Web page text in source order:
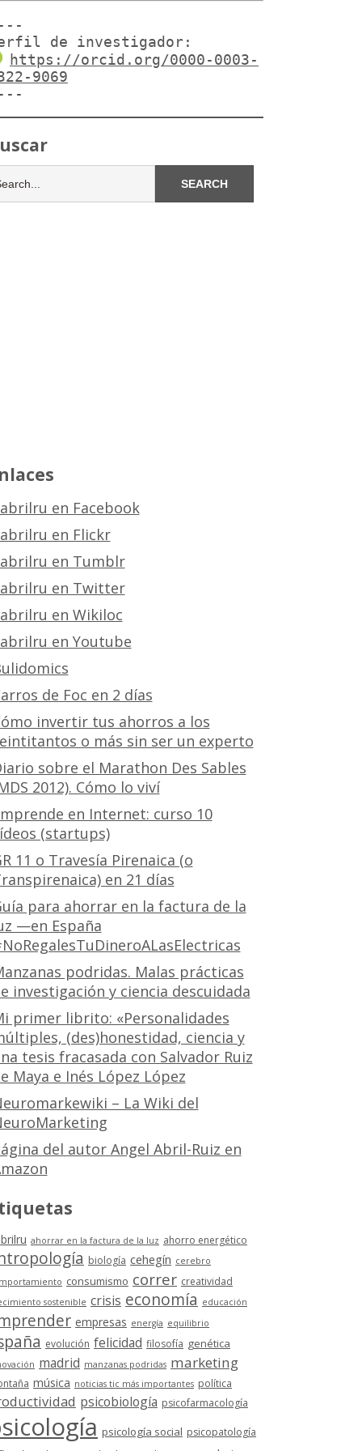
de investigador:
https://orcid.org/0000-0003-
9069
en Facebook
en Flickr
en Tumblr
en Twitter
en Wikiloc
en Youtube
de Foc en 2 días
invertir tus ahorros a los
o más sin ser un experto
sobre el Marathon Des Sables
2012). Cómo lo viví
en Internet: curso 10
(startups)
11 o Travesía Pirenaica (o
en 21 días
para ahorrar en la factura de la
—en España
podridas. Malas prácticas
investigación y ciencia descuidada
primer librito: «Personalidades
(des)honestidad, ciencia y
tesis fracasada con Salvador Ruiz
Maya e Inés López López
– La Wiki del
del autor Angel Abril-Ruiz en
ahorrar en la factura de la luz ahorro energético
biología cehegín cerebro
consumismo correr creatividad
sostenible crisis economía educación
empresas energía equilibrio
evolución felicidad filosofía genética
madrid manzanas podridas marketing
música noticias tic más importantes política
psicobiología psicofarmacología
psicología social psicopatología